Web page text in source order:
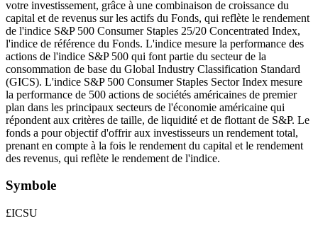
votre investissement, grâce à une combinaison de croissance du
capital et de revenus sur les actifs du Fonds, qui reflète le rendement
de l'indice S&P 500 Consumer Staples 25/20 Concentrated Index,
l'indice de référence du Fonds. L'indice mesure la performance des
actions de l'indice S&P 500 qui font partie du secteur de la
consommation de base du Global Industry Classification Standard
(GICS). L'indice S&P 500 Consumer Staples Sector Index mesure
la performance de 500 actions de sociétés américaines de premier
plan dans les principaux secteurs de l'économie américaine qui
répondent aux critères de taille, de liquidité et de flottant de S&P. Le
fonds a pour objectif d'offrir aux investisseurs un rendement total,
prenant en compte à la fois le rendement du capital et le rendement
des revenus, qui reflète le rendement de l'indice.
Symbole
£ICSU